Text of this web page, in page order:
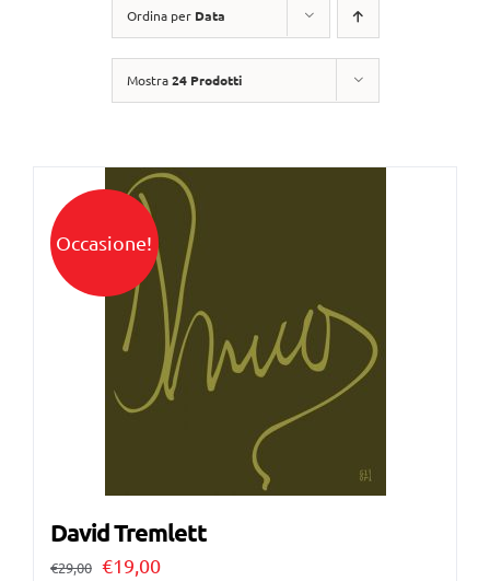
Ordina per Data
Mostra24 Prodotti
Occasione!
David Tremlett
€29,00 Il
€19,00Il